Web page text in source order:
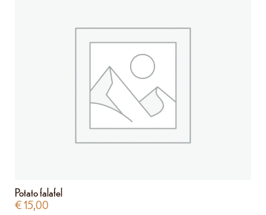
Potato falafel
€15,00